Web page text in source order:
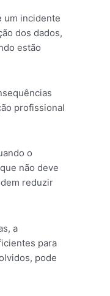
um incidente
dos dados,
estão
profissional
o
não deve
reduzir
a
para
pode